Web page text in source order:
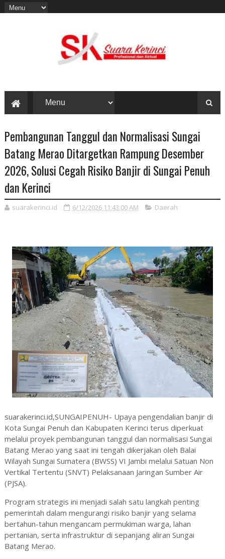
Pembangunan Tanggul dan Normalisasi Sungai
Batang Merao Ditargetkan Rampung Desember
2026, Solusi Cegah Risiko Banjir di Sungai Penuh
dan Kerinci
suarakerinci.id 6/12/2026 11:43:00 AM Daerah
suarakerinci.id,SUNGAIPENUH- Upaya pengendalian banjir di
Kota Sungai Penuh dan Kabupaten Kerinci terus diperkuat
melalui proyek pembangunan tanggul dan normalisasi Sungai
Batang Merao yang saat ini tengah dikerjakan oleh Balai
Wilayah Sungai Sumatera (BWSS) VI Jambi melalui Satuan Non
Vertikal Tertentu (SNVT) Pelaksanaan Jaringan Sumber Air
(PJSA).
Program strategis ini menjadi salah satu langkah penting
pemerintah dalam mengurangi risiko banjir yang selama
bertahun-tahun mengancam permukiman warga, lahan
pertanian, serta infrastruktur di sepanjang aliran Sungai
Batang Merao.